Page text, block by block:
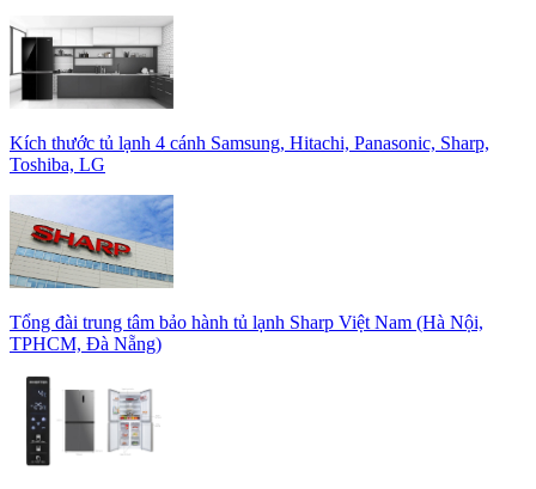
Kích thước tủ lạnh 4 cánh Samsung, Hitachi, Panasonic, Sharp,
Toshiba, LG
Tổng đài trung tâm bảo hành tủ lạnh Sharp Việt Nam (Hà Nội,
TPHCM, Đà Nẵng)